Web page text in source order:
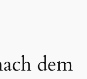
dem